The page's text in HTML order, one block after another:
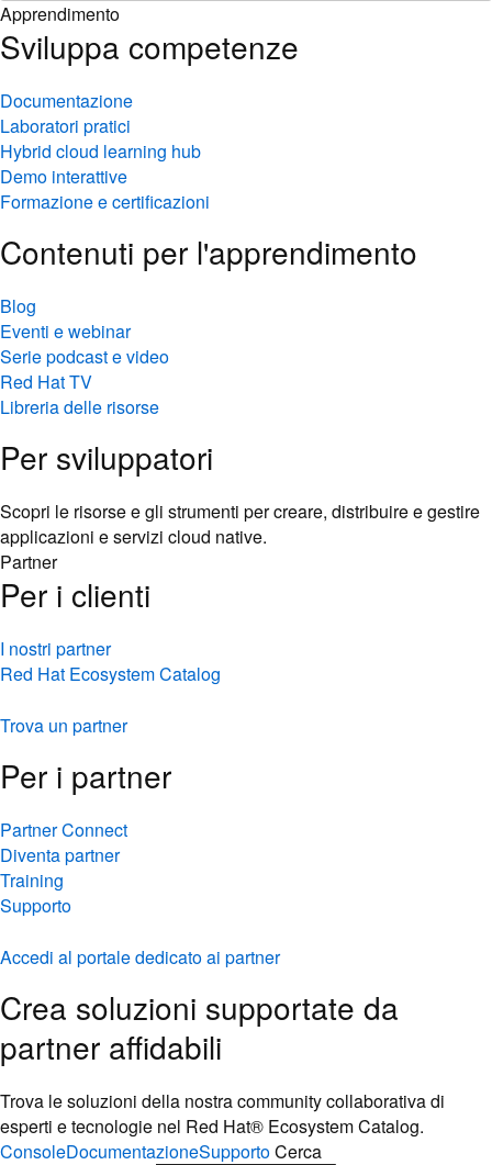
Apprendimento
Sviluppa competenze
Documentazione
Laboratori pratici
Hybrid cloud learning hub
Demo interattive
Formazione e certificazioni
Contenuti per l'apprendimento
Blog
Eventi e webinar
Serie podcast e video
Red Hat TV
Libreria delle risorse
Per sviluppatori
Scopri le risorse e gli strumenti per creare, distribuire e gestire
applicazioni e servizi cloud native.
Partner
Per i clienti
I nostri partner
Red Hat Ecosystem Catalog
Trova un partner
Per i partner
Partner Connect
Diventa partner
Training
Supporto
Accedi al portale dedicato ai partner
Crea soluzioni supportate da
partner affidabili
Trova le soluzioni della nostra community collaborativa di
esperti e tecnologie nel Red Hat® Ecosystem Catalog.
ConsoleDocumentazioneSupportoCerca